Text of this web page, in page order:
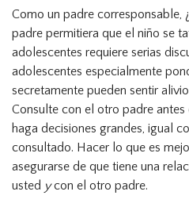
Como un padre corresponsable,
padre permitiera que el niño se
adolescentes requiere serias
adolescentes especialmente
secretamente pueden sentir
Consulte con el otro padre
haga decisiones grandes, igual
consultado. Hacer lo que es
asegurarse de que tiene una
usted ycon el otro padre.